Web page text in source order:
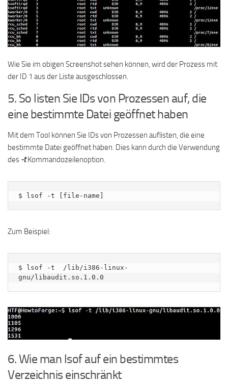
Wie Sie im obigen Screenshot sehen können, wird der Prozess mit
der ID 1 aus der Liste ausgeschlossen.
5. So listen Sie IDs von Prozessen auf, die
eine bestimmte Datei geöffnet haben
Mit dem Tool können Sie IDs von Prozessen auflisten, die eine
bestimmte Datei geöffnet haben. Dies kann durch die Verwendung
des -tKommandozeilenoption.
$ lsof -t [file-name]
Zum Beispiel:
$ lsof -t  /lib/i386-linux-
gnu/libaudit.so.1.0.0
6. Wie man lsof auf ein bestimmtes
Verzeichnis einschränkt